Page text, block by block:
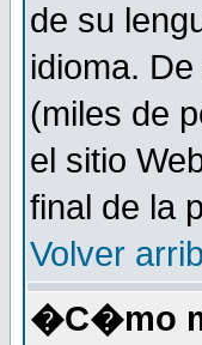
de su
idioma.
(miles de
el sitio
final de la
Volver
�C�mo